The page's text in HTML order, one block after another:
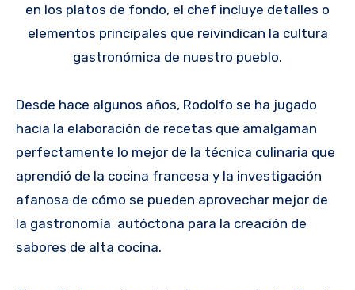
en los platos de fondo, el chef incluye detalles o
elementos principales que reivindican la cultura
gastronómica de nuestro pueblo.
Desde hace algunos años, Rodolfo se ha jugado
hacia la elaboración de recetas que amalgaman
perfectamente lo mejor de la técnica culinaria que
aprendió de la cocina francesa y la investigación
afanosa de cómo se pueden aprovechar mejor de
la gastronomía autóctona para la creación de
sabores de alta cocina.